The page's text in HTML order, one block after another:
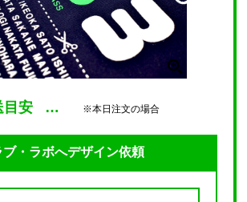
目安 … ※本日注文の場合
ブ・ラボへデザイン依頼